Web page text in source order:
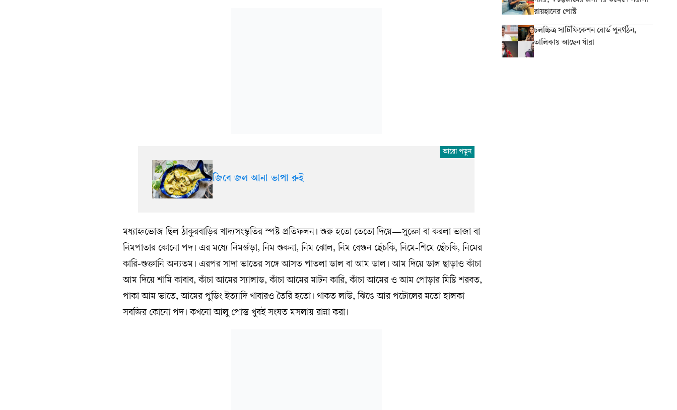
জিবে জল আনা ভাপা রুই
মধ্যাহ্নভোজ ছিল ঠাকুরবাড়ির খাদ্যসংস্কৃতির স্পষ্ট প্রতিফলন। শুরু হতো তেতো দিয়ে—সুক্তো বা করলা ভাজা বা
নিমপাতার কোনো পদ। এর মধ্যে নিমগুঁড়া, নিম শুকনা, নিম ঝোল, নিম বেগুন ছেঁচকি, নিমে-শিমে ছেঁচকি, নিমের
কারি-শুক্তানি অন্যতম। এরপর সাদা ভাতের সঙ্গে আসত পাতলা ডাল বা আম ডাল। আম দিয়ে ডাল ছাড়াও কাঁচা
আম দিয়ে শামি কাবাব, কাঁচা আমের স্যালাড, কাঁচা আমের মাটন কারি, কাঁচা আমের ও আম পোড়ার মিষ্টি শরবত,
পাকা আম ভাতে, আমের পুডিং ইত্যাদি খাবারও তৈরি হতো। থাকত লাউ, ঝিঙে আর পটোলের মতো হালকা
সবজির কোনো পদ। কখনো আলু পোস্ত খুবই সংযত মসলায় রান্না করা।
রায়হানের পোস্ট
চলচ্চিত্র সার্টিফিকেশন বোর্ড পুনর্গঠন,
তালিকায় আছেন যাঁরা